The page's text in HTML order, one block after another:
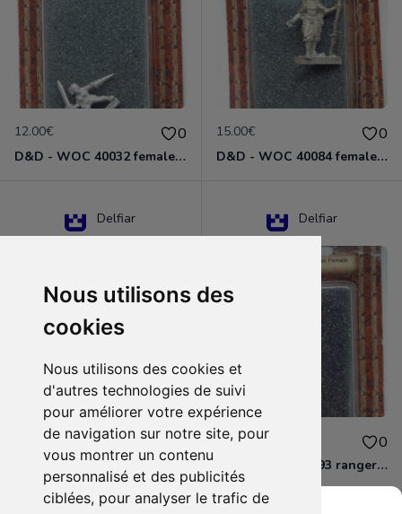
Nous utilisons des
cookies
Nous utilisons des cookies et
d'autres technologies de suivi
pour améliorer votre expérience
de navigation sur notre site, pour
vous montrer un contenu
personnalisé et des publicités
ciblées, pour analyser le trafic de
12.00€ 0
D&D - WOC 40032 female halfling rogue Miniature - Donjons Dragons
15.00€ 0
D&D - WOC 40084 female human wizard Miniature - Donjons Dragons
Delfiar
15.00€ 0
D&D - 88286 paladin human male Miniature - Donjons Dragons
Delfiar
12.00€ 0
D&D - WOC 40093 ranger human female Miniature - Donjons Dragons